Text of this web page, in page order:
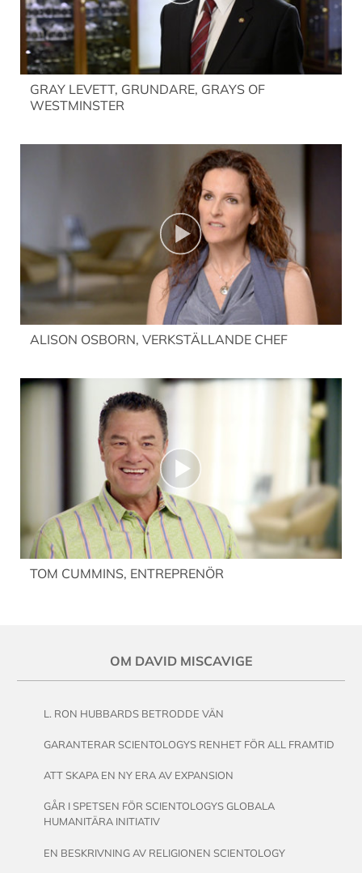
GRAY LEVETT, GRUNDARE, GRAYS OF
WESTMINSTER
ALISON OSBORN, VERKSTÄLLANDE CHEF
TOM CUMMINS, ENTREPRENÖR
OM DAVID MISCAVIGE
L. RON HUBBARDS BETRODDE VÄN
GARANTERAR SCIENTOLOGYS RENHET FÖR ALL FRAMTID
ATT SKAPA EN NY ERA AV EXPANSION
GÅR I SPETSEN FÖR SCIENTOLOGYS GLOBALA
HUMANITÄRA INITIATIV
EN BESKRIVNING AV RELIGIONEN SCIENTOLOGY